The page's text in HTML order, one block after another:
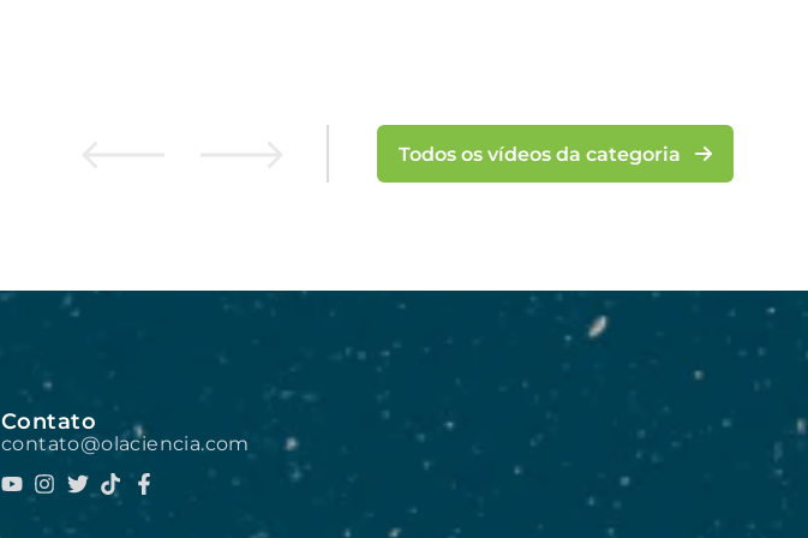
Todos os vídeos da categoria
Contato
contato@olaciencia.com